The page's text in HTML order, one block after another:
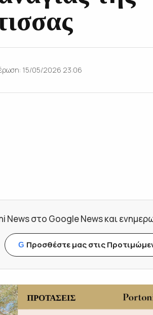
15/05/2026 23:06
στο Google News και
G Προσθέστε μας στις